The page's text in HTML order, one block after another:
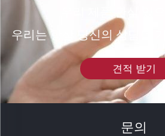
우리는 항상 당신의 상담을
견적 받기
문의